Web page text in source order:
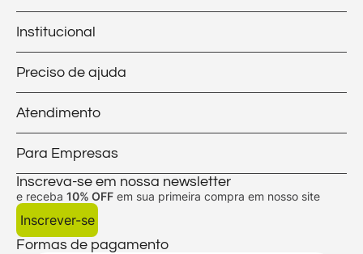
Institucional
Preciso de ajuda
Atendimento
Para Empresas
Inscreva-se em nossa newsletter
e receba 10% OFF em sua primeira compra em nosso site
Inscrever-se
Formas de pagamento